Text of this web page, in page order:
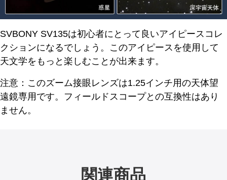
SVBONY SV135は初心者にとって良いアイピースコレ
クションになるでしょう。このアイピースを使用して
天文学をもっと楽しむことが出来ます。
注意： このズーム接眼レンズは1.25インチ用の天体望
遠鏡専用です。 フィールドスコープとの互換性はあり
ません。
関連商品